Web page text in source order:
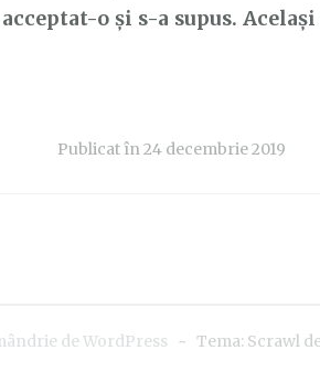
o și s-a supus.
Publicat în24 decembrie 2019
de WordPress ~ Tema: Scrawl